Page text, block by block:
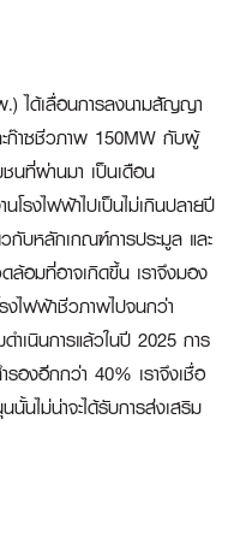
ได้เลื่อนการลงนามสัญญา
ะก๊าซชีวภาพ 150MW กับผู้
ชนที่ผ่านมา เป็นเดือน
โรงไฟฟ้าไปเป็นไม่เกินปลายปี
กับหลักเกณฑ์การประมูล และ
อมที่อาจเกิดขึ้น เราจึงมอง
ไฟฟ้าชีวภาพไปจนกว่า
ำเนินการแล้วในปี 2025 การ
องอีกกว่า 40% เราจึงเชื่อ
นไม่น่าจะได้รับการส่งเสริม